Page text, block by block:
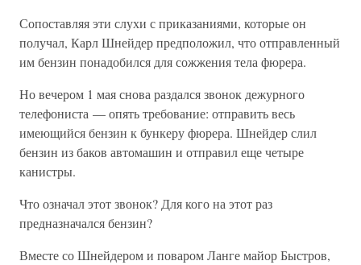
Сопоставляя эти слухи с приказаниями, которые он
получал, Карл Шнейдер предположил, что отправленный
им бензин понадобился для сожжения тела фюрера.
Но вечером 1 мая снова раздался звонок дежурного
телефониста — опять требование: отправить весь
имеющийся бензин к бункеру фюрера. Шнейдер слил
бензин из баков автомашин и отправил еще четыре
канистры.
Что означал этот звонок? Для кого на этот раз
предназначался бензин?
Вместе со Шнейдером и поваром Ланге майор Быстров,